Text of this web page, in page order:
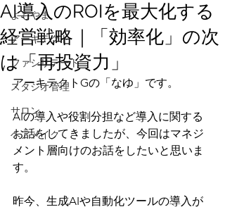
よもやま
アーキテクト
ファシリテート
スタジオ管理
サロン
ヘアメイク
AI導入のROIを最大化する
経営戦略｜「効率化」の次
は「再投資力」
アーキテクトGの「なゆ」です。
AIの導入や役割分担など導入に関する
お話をしてきましたが、今回はマネジ
メント層向けのお話をしたいと思いま
す。
昨今、生成AIや自動化ツールの導入が